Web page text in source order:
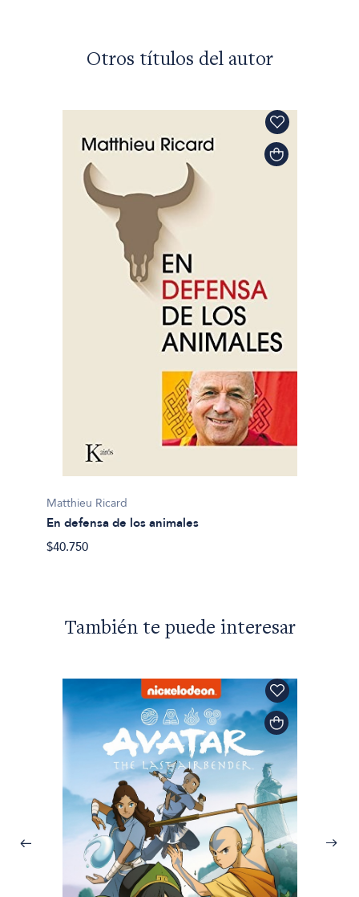
Otros títulos del autor
Matthieu Ricard
En defensa de los animales
$40.750
También te puede interesar